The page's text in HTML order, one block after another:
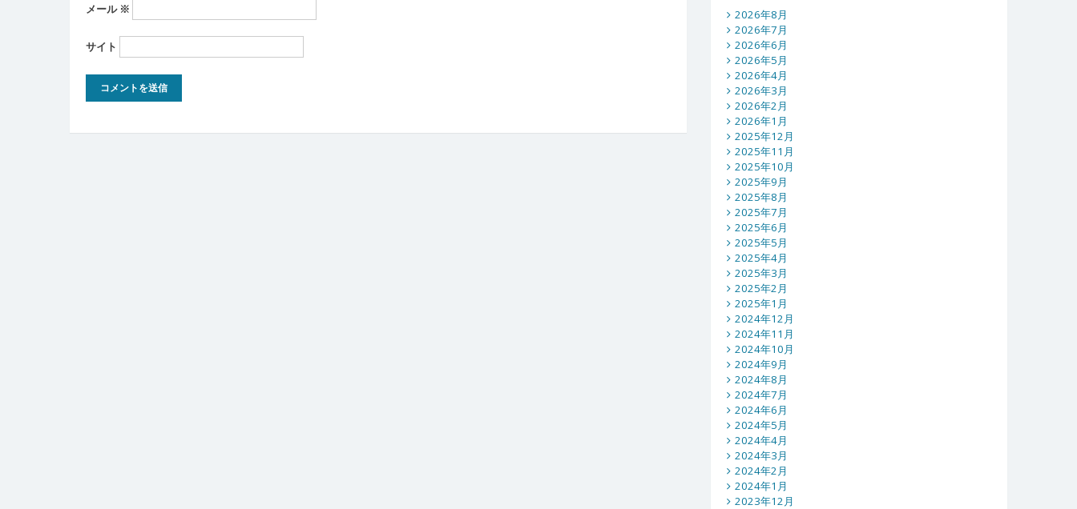
メール ※
サイト
2026年8月
2026年7月
2026年6月
2026年5月
2026年4月
2026年3月
2026年2月
2026年1月
2025年12月
2025年11月
2025年10月
2025年9月
2025年8月
2025年7月
2025年6月
2025年5月
2025年4月
2025年3月
2025年2月
2025年1月
2024年12月
2024年11月
2024年10月
2024年9月
2024年8月
2024年7月
2024年6月
2024年5月
2024年4月
2024年3月
2024年2月
2024年1月
2023年12月